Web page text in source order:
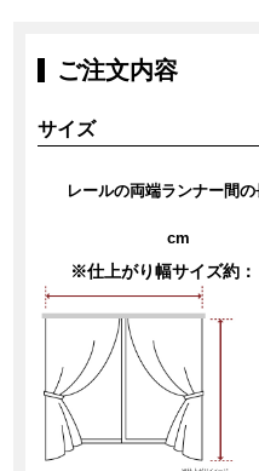
ご注文内容
サイズ
レールの両端ランナー間の
cm
※仕上がり幅サイズ約：